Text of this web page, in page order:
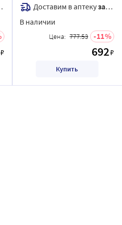
₽
Доставим в аптекузавтра
В наличии
Цена: 777.53 11
692₽
Купить